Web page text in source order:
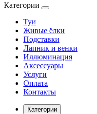
Категории
Туи
Живые ёлки
Подставки
Лапник и венки
Иллюминация
Аксессуары
Услуги
Оплата
Контакты
Категории